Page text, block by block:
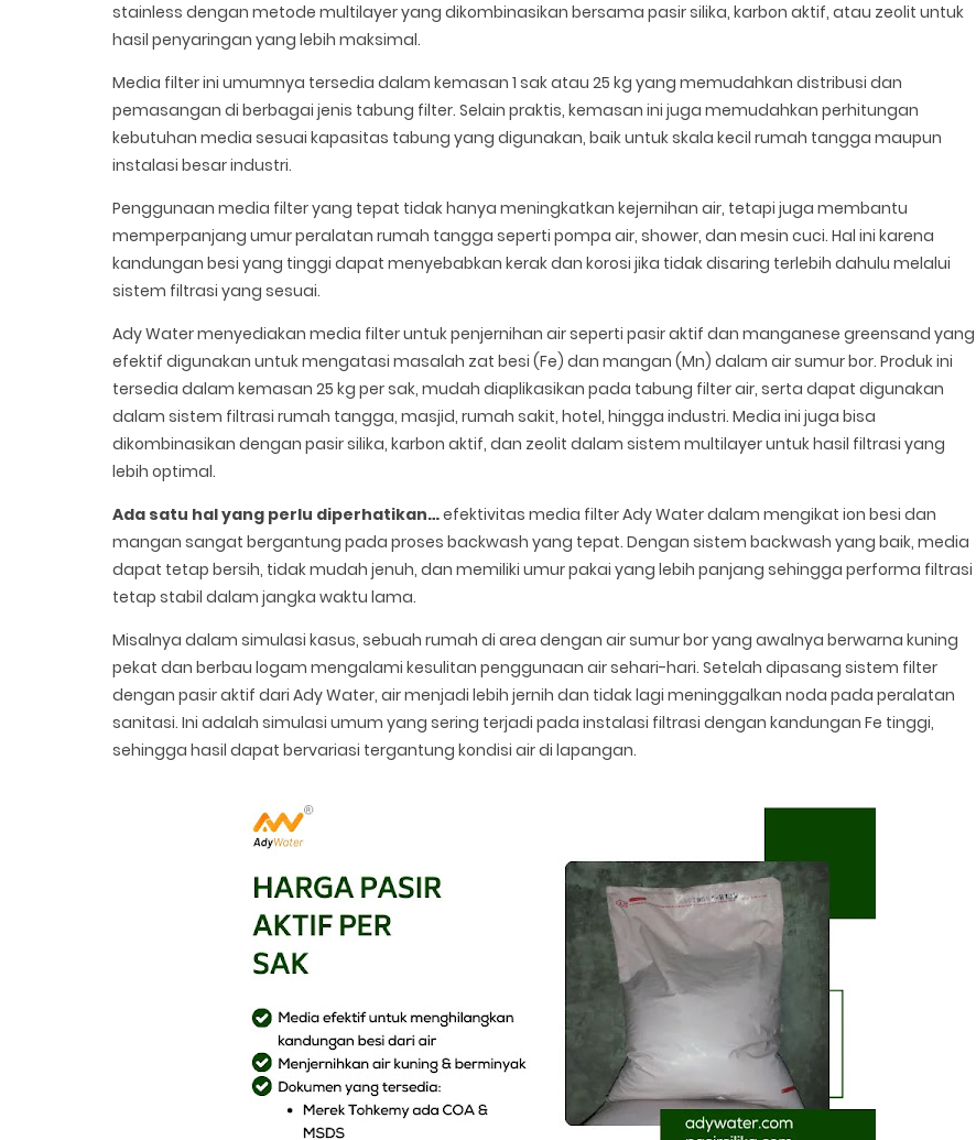
stainless dengan metode multilayer yang dikombinasikan bersama pasir silika, karbon aktif, atau zeolit untuk
hasil penyaringan yang lebih maksimal.
Media filter ini umumnya tersedia dalam kemasan 1 sak atau 25 kg yang memudahkan distribusi dan
pemasangan di berbagai jenis tabung filter. Selain praktis, kemasan ini juga memudahkan perhitungan
kebutuhan media sesuai kapasitas tabung yang digunakan, baik untuk skala kecil rumah tangga maupun
instalasi besar industri.
Penggunaan media filter yang tepat tidak hanya meningkatkan kejernihan air, tetapi juga membantu
memperpanjang umur peralatan rumah tangga seperti pompa air, shower, dan mesin cuci. Hal ini karena
kandungan besi yang tinggi dapat menyebabkan kerak dan korosi jika tidak disaring terlebih dahulu melalui
sistem filtrasi yang sesuai.
Ady Water menyediakan media filter untuk penjernihan air seperti pasir aktif dan manganese greensand yang
efektif digunakan untuk mengatasi masalah zat besi (Fe) dan mangan (Mn) dalam air sumur bor. Produk ini
tersedia dalam kemasan 25 kg per sak, mudah diaplikasikan pada tabung filter air, serta dapat digunakan
dalam sistem filtrasi rumah tangga, masjid, rumah sakit, hotel, hingga industri. Media ini juga bisa
dikombinasikan dengan pasir silika, karbon aktif, dan zeolit dalam sistem multilayer untuk hasil filtrasi yang
lebih optimal.
Ada satu hal yang perlu diperhatikan…efektivitas media filter Ady Water dalam mengikat ion besi dan
mangan sangat bergantung pada proses backwash yang tepat. Dengan sistem backwash yang baik, media
dapat tetap bersih, tidak mudah jenuh, dan memiliki umur pakai yang lebih panjang sehingga performa filtrasi
tetap stabil dalam jangka waktu lama.
Misalnya dalam simulasi kasus, sebuah rumah di area dengan air sumur bor yang awalnya berwarna kuning
pekat dan berbau logam mengalami kesulitan penggunaan air sehari-hari. Setelah dipasang sistem filter
dengan pasir aktif dari Ady Water, air menjadi lebih jernih dan tidak lagi meninggalkan noda pada peralatan
sanitasi. Ini adalah simulasi umum yang sering terjadi pada instalasi filtrasi dengan kandungan Fe tinggi,
sehingga hasil dapat bervariasi tergantung kondisi air di lapangan.